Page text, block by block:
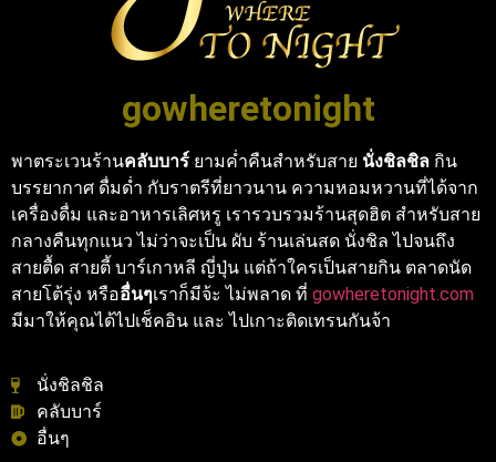
gowheretonight
พาตระเวนร้านคลับบาร์ ยามค่ำคืนสำหรับสาย นั่งชิลชิล กิน
บรรยากาศ ดื่มด่ำ กับราตรีที่ยาวนาน ความหอมหวานที่ได้จาก
เครื่องดื่ม และอาหารเลิศหรู เรารวบรวมร้านสุดฮิต สำหรับสาย
กลางคืนทุกแนว ไม่ว่าจะเป็น ผับ ร้านเล่นสด นั่งชิล ไปจนถึง
สายตื้ด สายตี้ บาร์เกาหลี ญี่ปุ่น แต่ถ้าใครเป็นสายกิน ตลาดนัด
สายโต้รุ่ง หรืออื่นๆเราก็มีจ้ะ ไม่พลาด ที่ gowheretonight.com
มีมาให้คุณได้ไปเช็คอิน และ ไปเกาะติดเทรนกันจ้า
นั่งชิลชิล
คลับบาร์
อื่นๆ